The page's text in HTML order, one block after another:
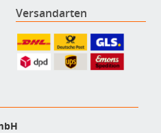
Versandarten